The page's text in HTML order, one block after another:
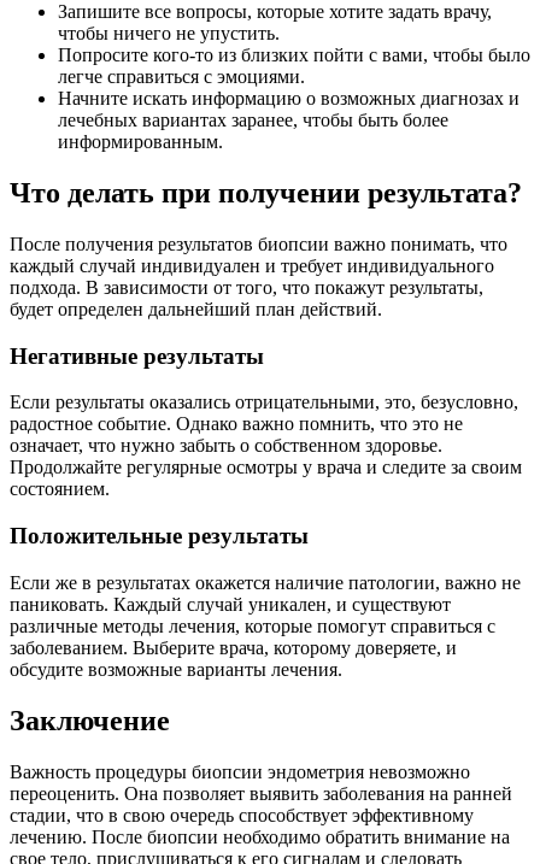
Запишите все вопросы, которые хотите задать врачу,
чтобы ничего не упустить.
Попросите кого-то из близких пойти с вами, чтобы было
легче справиться с эмоциями.
Начните искать информацию о возможных диагнозах и
лечебных вариантах заранее, чтобы быть более
информированным.
Что делать при получении результата?
После получения результатов биопсии важно понимать, что
каждый случай индивидуален и требует индивидуального
подхода. В зависимости от того, что покажут результаты,
будет определен дальнейший план действий.
Негативные результаты
Если результаты оказались отрицательными, это, безусловно,
радостное событие. Однако важно помнить, что это не
означает, что нужно забыть о собственном здоровье.
Продолжайте регулярные осмотры у врача и следите за своим
состоянием.
Положительные результаты
Если же в результатах окажется наличие патологии, важно не
паниковать. Каждый случай уникален, и существуют
различные методы лечения, которые помогут справиться с
заболеванием. Выберите врача, которому доверяете, и
обсудите возможные варианты лечения.
Заключение
Важность процедуры биопсии эндометрия невозможно
переоценить. Она позволяет выявить заболевания на ранней
стадии, что в свою очередь способствует эффективному
лечению. После биопсии необходимо обратить внимание на
свое тело, прислушиваться к его сигналам и следовать